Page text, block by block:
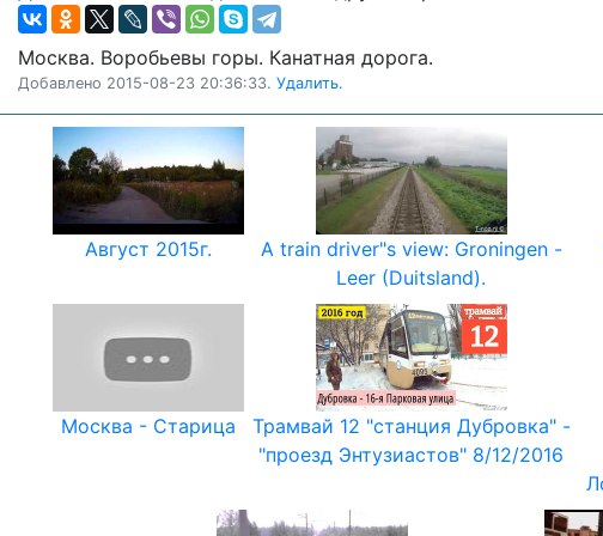
Москва. Воробьевы горы. Канатная дорога.
Добавлено 2015-08-23 20:36:33. Удалить.
Август 2015г.
A train driver"s view: Groningen -
Leer (Duitsland).
Москва - Старица
Трамвай 12 "станция Дубровка" -
"проезд Энтузиастов" 8/12/2016